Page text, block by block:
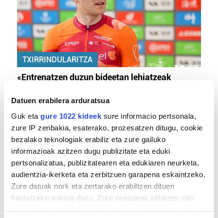
Datuen erabilera arduratsua
Guk eta gure 1022 kideek sure informacio pertsonala,
zure IP zenbakia, esaterako, prozesatzen ditugu, cookie
bezalako teknologiak erabiliz eta zure gailuko
informazioak azitzen dugu publizitate eta eduki
pertsonalizatua, publizitatearen eta edukiaren neurketa,
audientzia-ikerketa eta zerbitzuen garapena eskaintzeko.
Zure datuak nork eta zertarako erabiltzen dituen
hautatzeko aukera duzu. Zure onespena aldatzen edo
TXIRRINDULARITZA
«Entrenatzen duzun bideetan lehiatzeak
MEMORIA HISTORIKOA